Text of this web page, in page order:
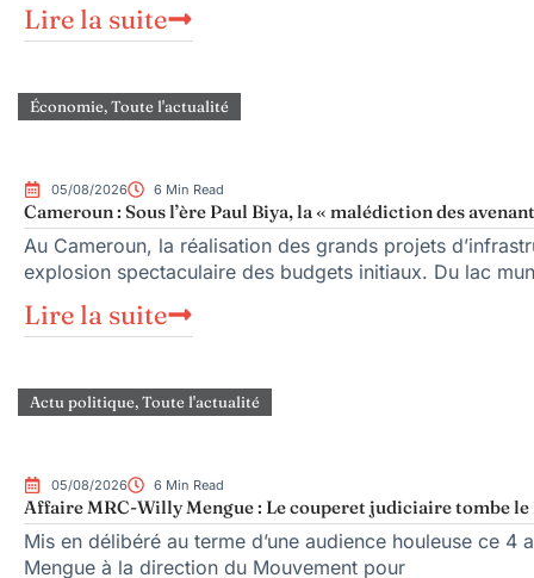
Lire la suite
Économie,Toute l'actualité
05/08/2026 6 Min Read
Cameroun : Sous l’ère Paul Biya, la « malédiction des
Au Cameroun, la réalisation des grands projets
explosion spectaculaire des budgets initiaux. Du lac
Lire la suite
Actu politique,Toute l'actualité
05/08/2026 6 Min Read
Affaire MRC-Willy Mengue : Le couperet judiciaire tombe le
Mis en délibéré au terme d’une audience houleuse ce
Mengue à la direction du Mouvement pour